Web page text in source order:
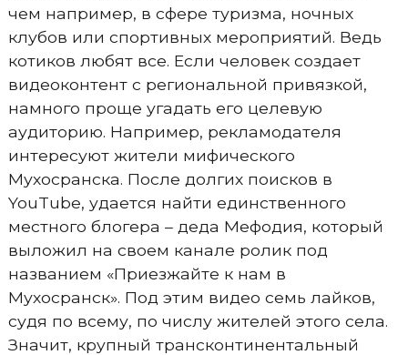
чем например, в сфере туризма, ночных
клубов или спортивных мероприятий. Ведь
котиков любят все. Если человек создает
видеоконтент с региональной привязкой,
намного проще угадать его целевую
аудиторию. Например, рекламодателя
интересуют жители мифического
Мухосранска. После долгих поисков в
YouTube, удается найти единственного
местного блогера – деда Мефодия, который
выложил на своем канале ролик под
названием «Приезжайте к нам в
Мухосранск». Под этим видео семь лайков,
судя по всему, по числу жителей этого села.
Значит, крупный трансконтинентальный